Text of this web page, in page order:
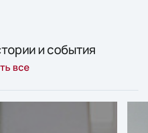
и события
все